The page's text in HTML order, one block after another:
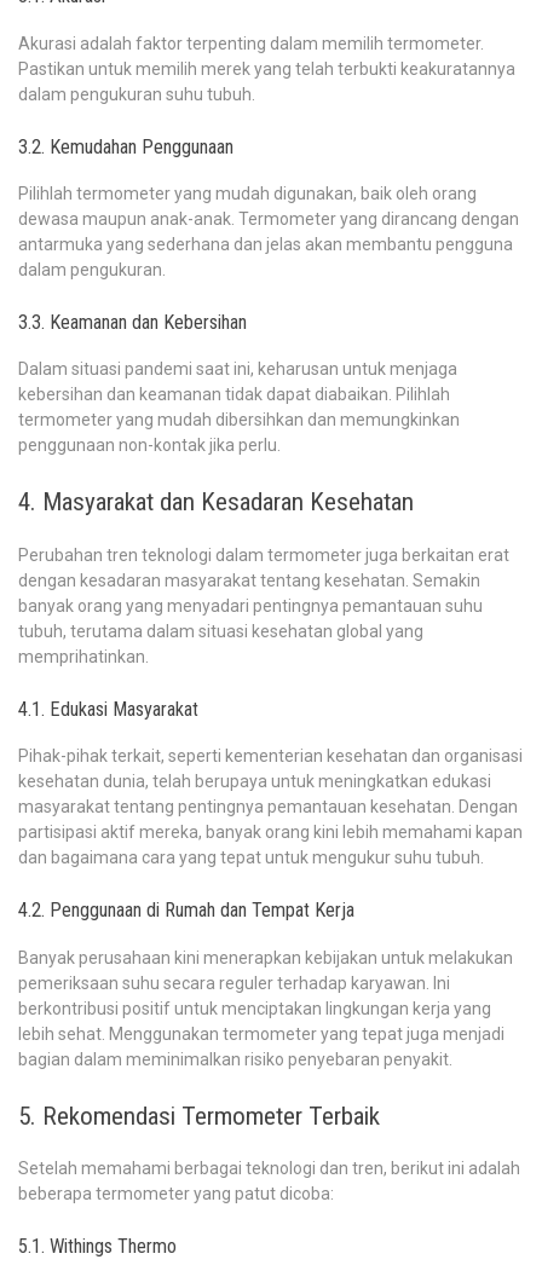
Akurasi adalah faktor terpenting dalam memilih termometer.
Pastikan untuk memilih merek yang telah terbukti keakuratannya
dalam pengukuran suhu tubuh.
3.2. Kemudahan Penggunaan
Pilihlah termometer yang mudah digunakan, baik oleh orang
dewasa maupun anak-anak. Termometer yang dirancang dengan
antarmuka yang sederhana dan jelas akan membantu pengguna
dalam pengukuran.
3.3. Keamanan dan Kebersihan
Dalam situasi pandemi saat ini, keharusan untuk menjaga
kebersihan dan keamanan tidak dapat diabaikan. Pilihlah
termometer yang mudah dibersihkan dan memungkinkan
penggunaan non-kontak jika perlu.
4. Masyarakat dan Kesadaran Kesehatan
Perubahan tren teknologi dalam termometer juga berkaitan erat
dengan kesadaran masyarakat tentang kesehatan. Semakin
banyak orang yang menyadari pentingnya pemantauan suhu
tubuh, terutama dalam situasi kesehatan global yang
memprihatinkan.
4.1. Edukasi Masyarakat
Pihak-pihak terkait, seperti kementerian kesehatan dan organisasi
kesehatan dunia, telah berupaya untuk meningkatkan edukasi
masyarakat tentang pentingnya pemantauan kesehatan. Dengan
partisipasi aktif mereka, banyak orang kini lebih memahami kapan
dan bagaimana cara yang tepat untuk mengukur suhu tubuh.
4.2. Penggunaan di Rumah dan Tempat Kerja
Banyak perusahaan kini menerapkan kebijakan untuk melakukan
pemeriksaan suhu secara reguler terhadap karyawan. Ini
berkontribusi positif untuk menciptakan lingkungan kerja yang
lebih sehat. Menggunakan termometer yang tepat juga menjadi
bagian dalam meminimalkan risiko penyebaran penyakit.
5. Rekomendasi Termometer Terbaik
Setelah memahami berbagai teknologi dan tren, berikut ini adalah
beberapa termometer yang patut dicoba:
5.1. Withings Thermo